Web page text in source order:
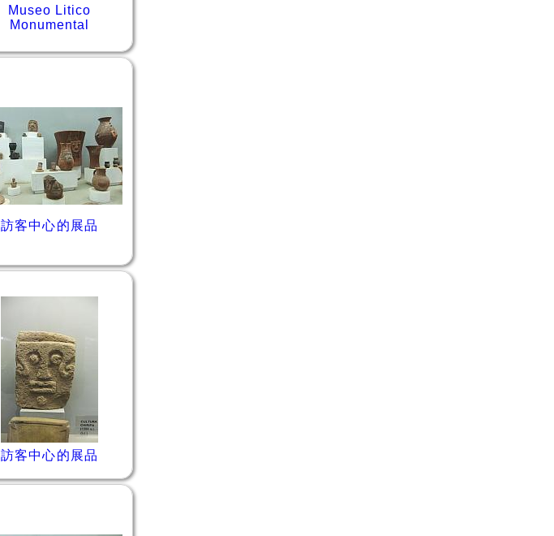
Museo Litico
Monumental
訪客中心的展品
訪客中心的展品